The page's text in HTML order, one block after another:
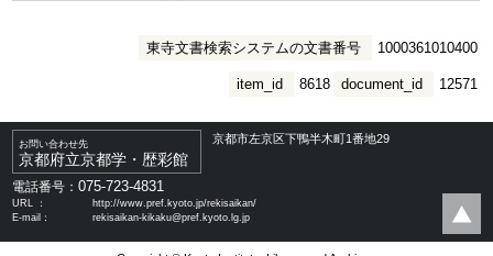
東寺文書検索システムの文書番号 1000361010400
document_id 12571
item_id 8618
お問い合わせ先
京都府立京都学・歴彩館
京都市左京区下鴨半木町1番地29
電話番号：075-723-4831
URL ：
http://www.pref.kyoto.jp/rekisaikan/
E-mail：
rekisaikan-kikaku@pref.kyoto.lg.jp